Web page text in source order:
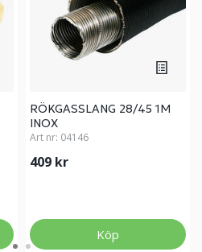
RÖKGASSLANG 28/45 1M
INOX
Art nr: 04146
409 kr
Köp